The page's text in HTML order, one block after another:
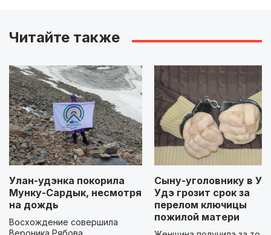
Читайте также
Улан-удэнка покорила
Мунку-Сардык, несмотря
на дождь
Восхождение совершила
Сыну-уголовнику в
Удэ грозит срок за
перелом ключицы
пожилой матери